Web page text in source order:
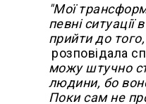
"Мої
певні ситуації
прийти до
розповідала
можу штучно
людини, бо
Поки сам не